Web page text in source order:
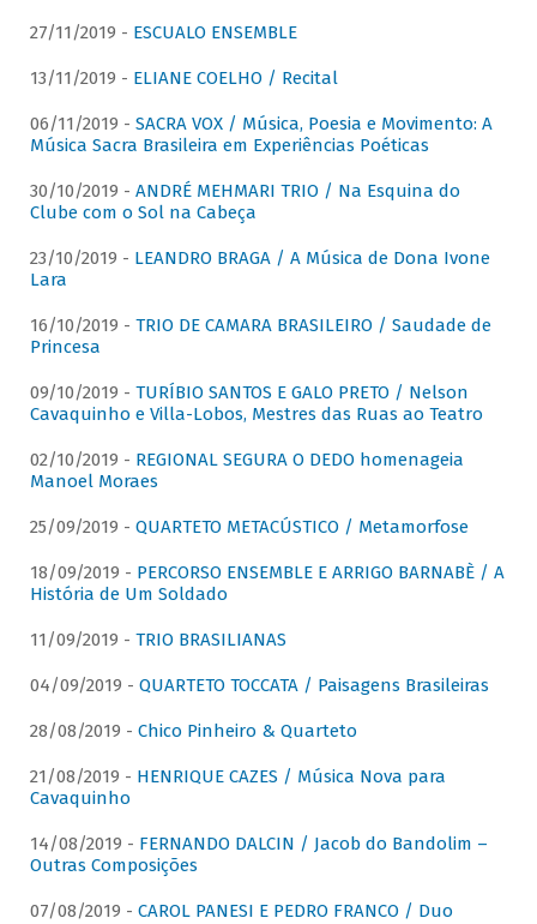
27/11/2019 - ESCUALO ENSEMBLE
13/11/2019 - ELIANE COELHO / Recital
06/11/2019 - SACRA VOX / Música, Poesia e Movimento: A
Música Sacra Brasileira em Experiências Poéticas
30/10/2019 - ANDRÉ MEHMARI TRIO / Na Esquina do
Clube com o Sol na Cabeça
23/10/2019 - LEANDRO BRAGA / A Música de Dona Ivone
Lara
16/10/2019 - TRIO DE CAMARA BRASILEIRO / Saudade de
Princesa
09/10/2019 - TURÍBIO SANTOS E GALO PRETO / Nelson
Cavaquinho e Villa-Lobos, Mestres das Ruas ao Teatro
02/10/2019 - REGIONAL SEGURA O DEDO homenageia
Manoel Moraes
25/09/2019 - QUARTETO METACÚSTICO / Metamorfose
18/09/2019 - PERCORSO ENSEMBLE E ARRIGO BARNABÈ / A
História de Um Soldado
11/09/2019 - TRIO BRASILIANAS
04/09/2019 - QUARTETO TOCCATA / Paisagens Brasileiras
28/08/2019 - Chico Pinheiro & Quarteto
21/08/2019 - HENRIQUE CAZES / Música Nova para
Cavaquinho
14/08/2019 - FERNANDO DALCIN / Jacob do Bandolim –
Outras Composições
07/08/2019 - CAROL PANESI E PEDRO FRANCO / Duo